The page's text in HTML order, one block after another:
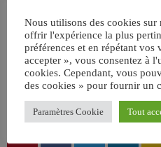
ÉCRIT PAR:JEAN-CLAUDE
Nous utilisons des cookies
offrir l'expérience la plus
préférences et en répétant
accepter », vous consentez à
cookies. Cependant, vous
des cookies » pour fournir un
Paramètres Cookie Tout